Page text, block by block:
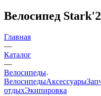
Велосипед
Главная
—
Каталог
—
Велосипеды
ВелосипедыАксессуары
отдыхЭкипировка